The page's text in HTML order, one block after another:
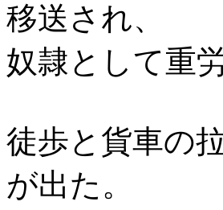
移送され、
奴隷として重
徒歩と貨車の
が出た。